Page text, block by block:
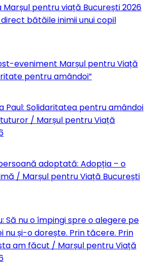
Marșul pentru viață București 2026
bătăile inimii unui copil
eveniment Marșul pentru Viață
pentru amândoi”
Paul: Solidaritatea pentru amândoi
/ Marșul pentru Viață
adoptată: Adopția – o
/ Marșul pentru Viață București
Să nu o împingi spre o alegere pe
nu și-o dorește. Prin tăcere. Prin
am făcut / Marșul pentru Viață